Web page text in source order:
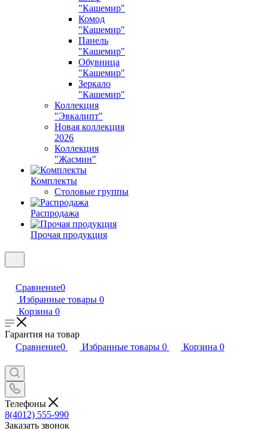
"Кашемир"
Комод
"Кашемир"
Панель
"Кашемир"
Обувница
"Кашемир"
Зеркало
"Кашемир"
Коллекция
"Эвкалипт"
Новая коллекция
2026
Коллекция
"Жасмин"
Комплекты
Столовые группы
Распродажа
Прочая продукция
Сравнение0
Избранные товары 0
Корзина 0
Гарантия на товар
Сравнение0 Избранные товары 0 Корзина 0
Телефоны
8(4012) 555-990
Заказать звонок